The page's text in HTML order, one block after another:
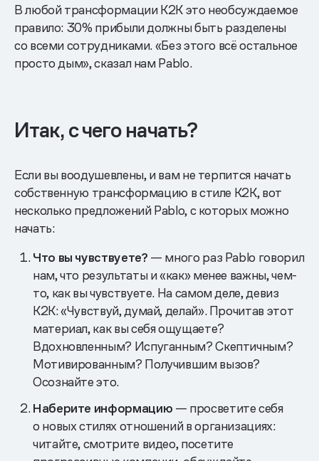
В любой трансформации K2K это необсуждаемое
правило: 30% прибыли должны быть разделены
со всеми сотрудниками. «Без этого всё остальное
просто дым», сказал нам Pablo.
Итак, с чего начать?
Если вы воодушевлены, и вам не терпится начать
собственную трансформацию в стиле K2K, вот
несколько предложений Pablo, с которых можно
начать:
Что вы чувствуете? — много раз Pablo говорил
нам, что результаты и «как» менее важны, чем-
то, как вы чувствуете. На самом деле, девиз
K2K: «Чувствуй, думай, делай». Прочитав этот
материал, как вы себя ощущаете?
Вдохновленным? Испуганным? Скептичным?
Мотивированным? Получившим вызов?
Осознайте это.
Наберите информацию — просветите себя
о новых стилях отношений в организациях:
читайте, смотрите видео, посетите